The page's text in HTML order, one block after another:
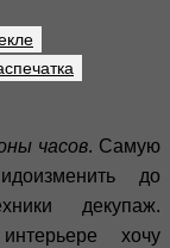
часов. Самую
до
декупаж.
хочу